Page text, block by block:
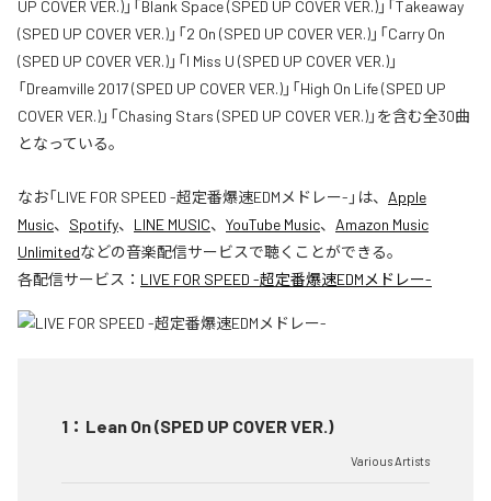
UP COVER VER.)」「Blank Space (SPED UP COVER VER.)」「Takeaway
(SPED UP COVER VER.)」「2 On (SPED UP COVER VER.)」「Carry On
(SPED UP COVER VER.)」「I Miss U (SPED UP COVER VER.)」
「Dreamville 2017 (SPED UP COVER VER.)」「High On Life (SPED UP
COVER VER.)」「Chasing Stars (SPED UP COVER VER.)」を含む全30曲
となっている。
なお「LIVE FOR SPEED -超定番爆速EDMメドレー- 」は、 Apple
Music、 Spotify、 LINE MUSIC、 YouTube Music、 Amazon Music
Unlimitedなどの音楽配信サービスで聴くことができる。
各配信サービス： LIVE FOR SPEED -超定番爆速EDMメドレー-
1 ： Lean On (SPED UP COVER VER.)
Various Artists